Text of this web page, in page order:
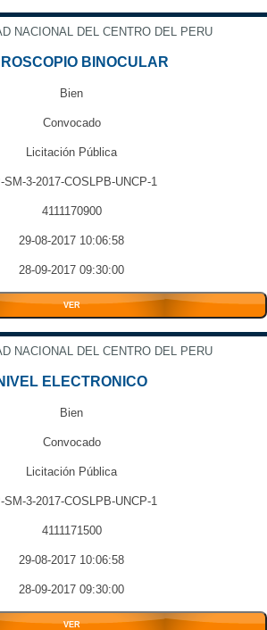
NACIONAL DEL CENTRO DEL PERU
BINOCULAR
Bien
Convocado
Licitación Pública
SM-3-2017-COSLPB-UNCP-1
4111170900
29-08-2017 10:06:58
28-09-2017 09:30:00
VER
NACIONAL DEL CENTRO DEL PERU
ELECTRONICO
Bien
Convocado
Licitación Pública
SM-3-2017-COSLPB-UNCP-1
4111171500
29-08-2017 10:06:58
28-09-2017 09:30:00
VER